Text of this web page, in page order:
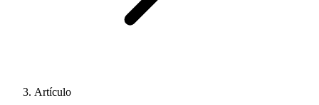
Artículo